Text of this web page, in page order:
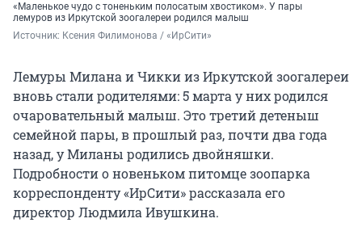
«Маленькое чудо с тоненьким полосатым хвостиком». У пары
лемуров из Иркутской зоогалереи родился малыш
Источник: Ксения Филимонова / «ИрСити»
Лемуры Милана и Чикки из Иркутской зоогалереи
вновь стали родителями: 5 марта у них родился
очаровательный малыш. Это третий детеныш
семейной пары, в прошлый раз, почти два года
назад, у Миланы родились двойняшки.
Подробности о новеньком питомце зоопарка
корреспонденту «ИрСити» рассказала его
директор Людмила Ивушкина.